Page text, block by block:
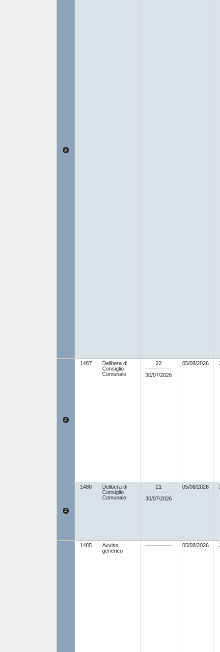
1487
Delibera di
Consiglio
Comunale
22
30/07/2026
05/08/2026
1486
Delibera di
Consiglio
Comunale
21
30/07/2026
05/08/2026
1485
Avviso
generico
05/08/2026